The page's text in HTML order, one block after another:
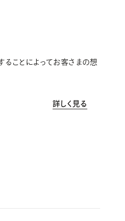
ることによってお客さまの想
詳しく見る